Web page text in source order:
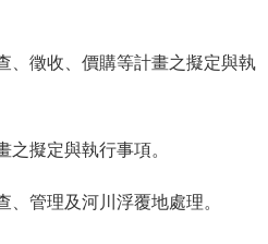
、徵收、價購等計畫之擬定與執
之擬定與執行事項。
、管理及河川浮覆地處理。